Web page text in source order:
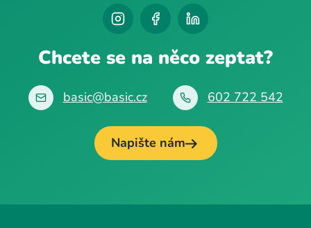
Chcete se na něco zeptat?
basic@basic.cz 602 722 542
Napište nám